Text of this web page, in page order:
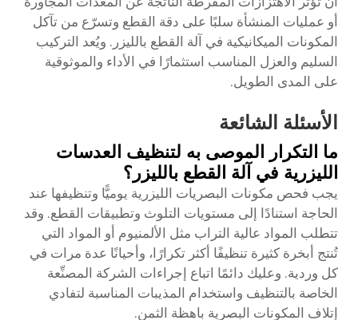
أو عمليات المنشأة سلبًا على دقة القطع وتسرّع من تآكل
المكونات الميكانيكية في آلة القطع بالليزر. ويُعد التركيب
السليم والعزل المناسب استثمارًا في الأداء والموثوقية
على المدى الطويل.
الأسئلة الشائعة
ما التكرار الموصى به لتنظيف العدسات
الليزرية في آلة القطع بالليزر؟
يجب فحص مكونات البصريات الليزرية يوميًّا وتنظيفها عند
الحاجة استنادًا إلى مستويات التلوث وتطبيقات القطع. وقد
تتطلب المواد عالية التراب مثل الألمنيوم أو المواد التي
تُنتج أبخرة كثيرة تنظيفًا أكثر تكرارًا، وأحيانًا عدة مرات في
كل وردية. وعليك دائمًا اتباع إجراءات الشركة المصنِّعة
الخاصة بالتنظيف واستخدام المذيبات المناسبة لتفادي
إتلاف المكونات البصرية باهظة الثمن.